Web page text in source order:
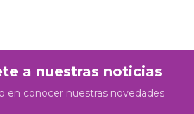
a nuestras noticias
en conocer nuestras novedades